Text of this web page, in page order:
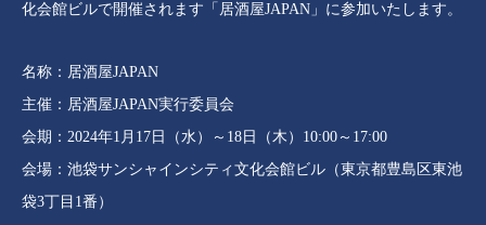
化会館ビルで開催されます「居酒屋JAPAN」に参加いたします。
名称：居酒屋JAPAN
主催：居酒屋JAPAN実行委員会
会期：2024年1月17日（水）～18日（木）10:00～17:00
会場：池袋サンシャインシティ文化会館ビル（東京都豊島区東池
袋3丁目1番）